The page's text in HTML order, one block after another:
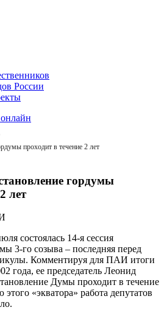
России
проходит в течение 2 лет
гордумы
лет
состоялась 14-я сессия
3-го созыва – последняя перед
Комментируя для ПАИ итоги
года, ее председатель Леонид
Думы проходит в течение
«экватора» работа депутатов